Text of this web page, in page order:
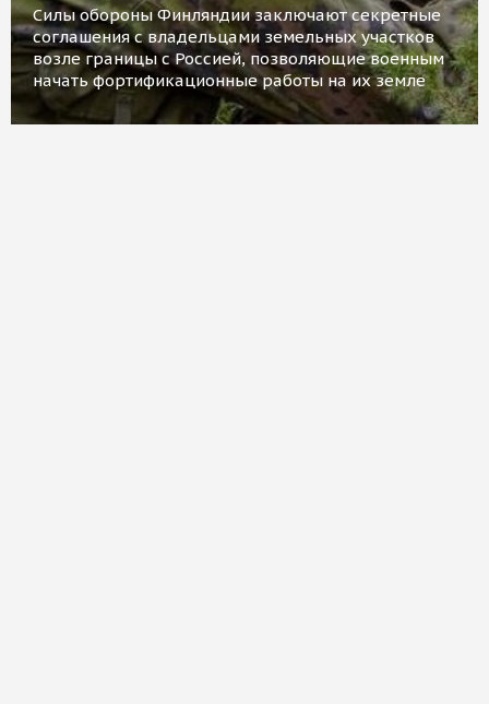
Силы обороны Финляндии заключают секретные
соглашения с владельцами земельных участков
возле границы с Россией, позволяющие военным
начать фортификационные работы на их земле